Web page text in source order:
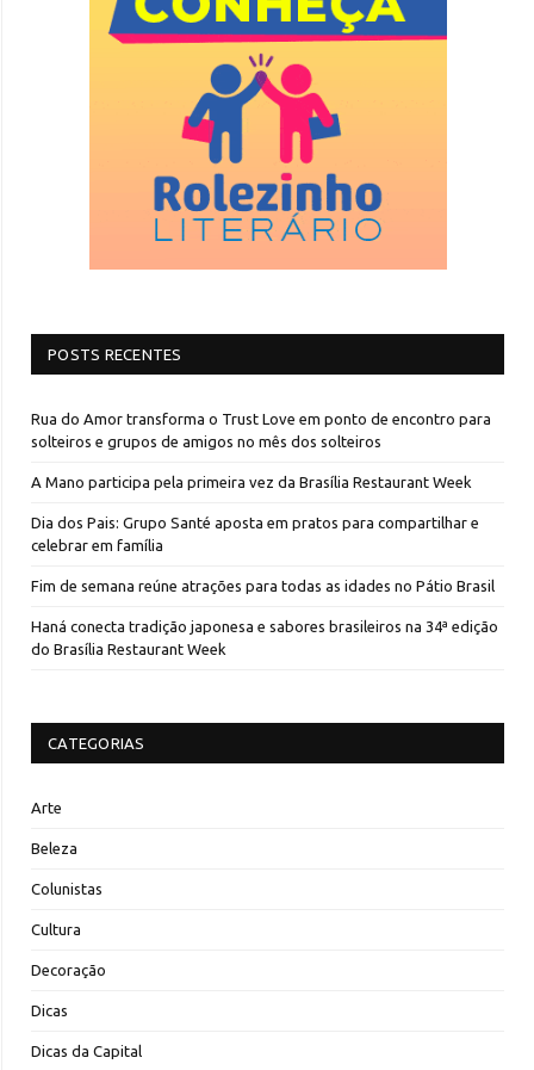
POSTS RECENTES
Rua do Amor transforma o Trust Love em ponto de encontro para
solteiros e grupos de amigos no mês dos solteiros
A Mano participa pela primeira vez da Brasília Restaurant Week
Dia dos Pais: Grupo Santé aposta em pratos para compartilhar e
celebrar em família
Fim de semana reúne atrações para todas as idades no Pátio Brasil
Haná conecta tradição japonesa e sabores brasileiros na 34ª edição
do Brasília Restaurant Week
CATEGORIAS
Arte
Beleza
Colunistas
Cultura
Decoração
Dicas
Dicas da Capital